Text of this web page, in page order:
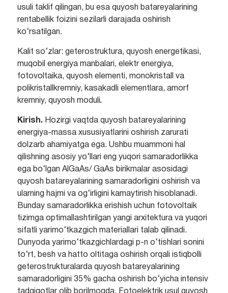
usuli taklif qilingan, bu esa quyosh batareyalarining
rentabellik foizini sezilarli darajada oshirish
ko‘rsatilgan.
Kalit so‘zlar: geterostruktura, quyosh energetikasi,
muqobil energiya manbalari, elektr energiya,
fotovoltaika, quyosh elementi, monokristall va
polikristallkremniy, kasakadli elementlara, amorf
kremniy, quyosh moduli .
Kirish.Hozirgi vaqtda quyosh batareyalarining
energiya-massa xususiyatlarini oshirish zarurati
dolzarb ahamiyatga ega. Ushbu muammoni hal
qilishning asosiy yo‘llari eng yuqori samaradorlikka
ega bo‘lgan AlGaAs/ GaAs birikmalar asosidagi
quyosh batareyalarining samaradorligini oshirish va
ularning hajmi va og‘irligini kamaytirish hisoblanadi.
Bunday samaradorlikka erishish uchun fotovoltaik
tizimga optimallashtirilgan yangi arxitektura va yuqori
sifatli yarimo‘tkazgich materiallari talab qilinadi.
Dunyoda yarimo‘tkazgichlardagi p-n o‘tishlari sonini
to‘rt, besh va hatto oltitaga oshirish orqali istiqbolli
geterostrukturalarda quyosh batareyalarining
samaradorligini 35% gacha oshirish bo‘yicha intensiv